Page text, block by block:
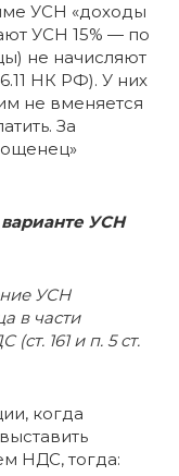
УСН «доходы
УСН 15% — по
не начисляют
НК РФ). У них
не вменяется
За
УСН
УСН
в части
161 и п. 5 ст.
когда
НДС, тогда: